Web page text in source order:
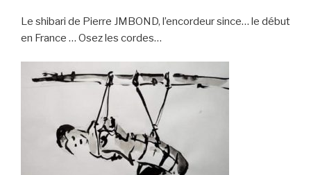
Le shibari de Pierre JMBOND, l’encordeur since… le début
en France … Osez les cordes…